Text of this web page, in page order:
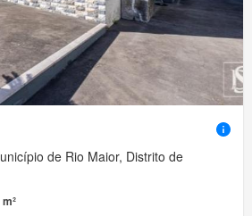
de Rio Maior, Distrito de